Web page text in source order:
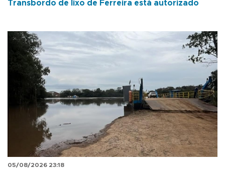
Transbordo de lixo de Ferreira está autorizado
05/08/2026 23:18